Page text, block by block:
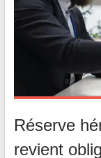
Réserve
revient